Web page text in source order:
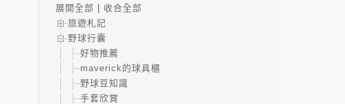
展開全部
收合全部
旅遊札記
野球行囊
好物推薦
maverick的球具櫃
野球豆知識
手套欣賞